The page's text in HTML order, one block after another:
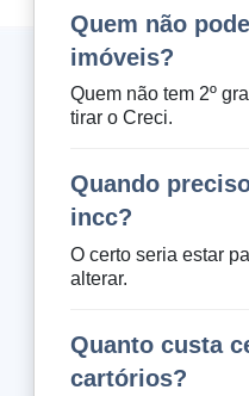
Quem não
imóveis?
Quem não tem 2º
tirar o Creci.
Quando
incc?
O certo seria estar
alterar.
Quanto custa
cartórios?